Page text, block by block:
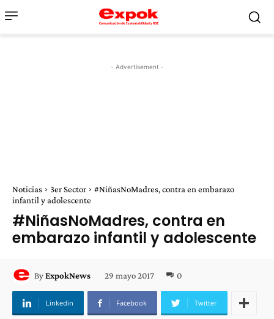
- Advertisement -
Noticias 3er Sector
#NiñasNoMadres, contra en embarazo
infantil y adolescente
#NiñasNoMadres, contra en
embarazo infantil y adolescente
ByExpokNews 29 mayo 2017 0
Linkedin Facebook Twitter